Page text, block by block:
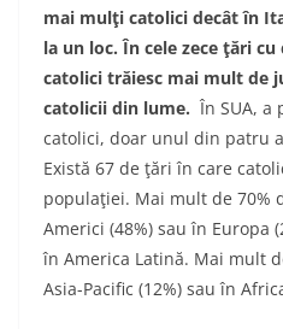
mai mulţi catolici decât în
la un loc. În cele zece ţări
catolici trăiesc mai mult de
catolicii din lume. În SUA, a
catolici, doar unul din patru
Există 67 de ţări în care
populaţiei. Mai mult de 70%
Americi (48%) sau în Europa
în America Latină. Mai mult
Asia-Pacific (12%) sau în